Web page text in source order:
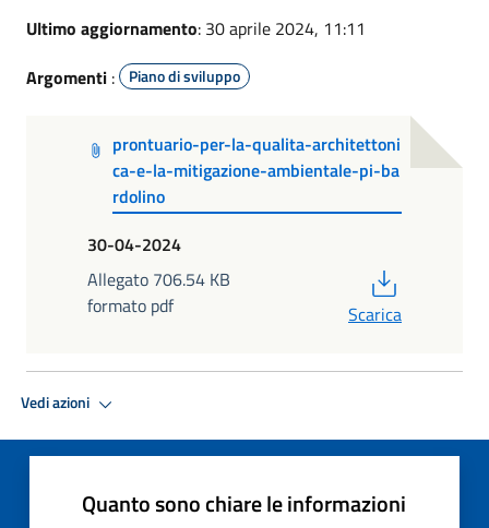
Ultimo aggiornamento: 30 aprile 2024, 11:11
Argomenti : Piano di sviluppo
prontuario-per-la-qualita-architettoni
ca-e-la-mitigazione-ambientale-pi-ba
rdolino
30-04-2024
Allegato 706.54 KB
formato pdf
Scarica
Vedi azioni
Quanto sono chiare le informazioni